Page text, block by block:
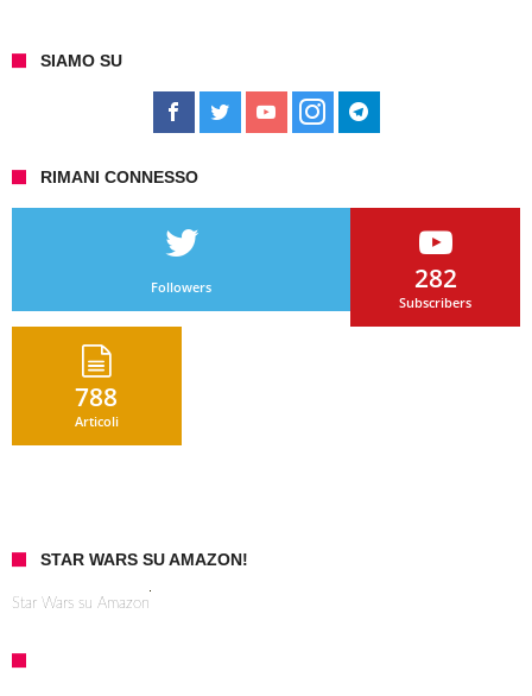
SIAMO SU
RIMANI CONNESSO
Followers 282
Subscribers
788
Articoli
STAR WARS SU AMAZON!
Star Wars su Amazon